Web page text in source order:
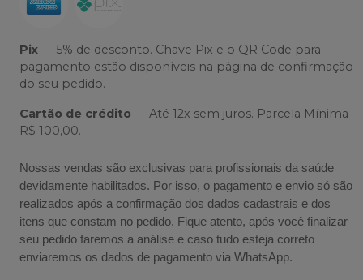
Pix - 5% de desconto. Chave Pix e o QR Code para
pagamento estão disponíveis na página de confirmação
do seu pedido.
Cartão de crédito - Até 12x sem juros. Parcela Mínima
R$ 100,00.
Nossas vendas são exclusivas para profissionais da saúde
devidamente habilitados. Por isso, o pagamento e envio só são
realizados após a confirmação dos dados cadastrais e dos
itens que constam no pedido. Fique atento, após você finalizar
seu pedido faremos a análise e caso tudo esteja correto
enviaremos os dados de pagamento via WhatsApp.